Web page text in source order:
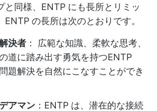
と同様、ENTP にも長所とリミッ
ENTP の長所は次のとおりです。
決者 ： 広範な知識、柔軟な思考、
道に踏み出す勇気を持つENTP
題解決を自然にこなすことができ
アマン ：ENTP は、潜在的な接続